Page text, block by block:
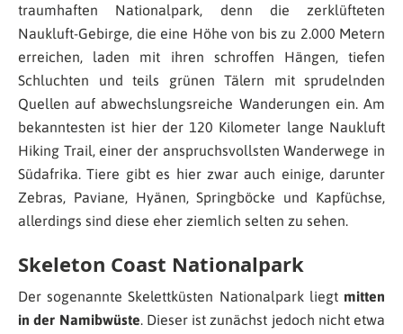
traumhaften Nationalpark, denn die zerklüfteten
Naukluft-Gebirge, die eine Höhe von bis zu 2.000 Metern
erreichen, laden mit ihren schroffen Hängen, tiefen
Schluchten und teils grünen Tälern mit sprudelnden
Quellen auf abwechslungsreiche Wanderungen ein. Am
bekanntesten ist hier der 120 Kilometer lange Naukluft
Hiking Trail, einer der anspruchsvollsten Wanderwege in
Südafrika. Tiere gibt es hier zwar auch einige, darunter
Zebras, Paviane, Hyänen, Springböcke und Kapfüchse,
allerdings sind diese eher ziemlich selten zu sehen.
Skeleton Coast Nationalpark
Der sogenannte Skelettküsten Nationalpark liegt mitten
in der Namibwüste. Dieser ist zunächst jedoch nicht etwa